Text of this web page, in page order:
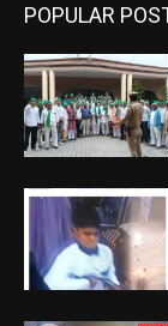
POPULAR